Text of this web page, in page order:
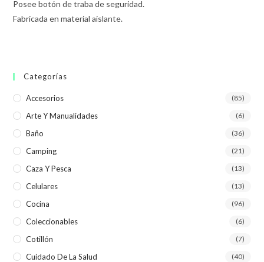
Posee botón de traba de seguridad.
Fabricada en material aislante.
Categorías
Accesorios (85)
Arte Y Manualidades (6)
Baño (36)
Camping (21)
Caza Y Pesca (13)
Celulares (13)
Cocina (96)
Coleccionables (6)
Cotillón (7)
Cuidado De La Salud (40)